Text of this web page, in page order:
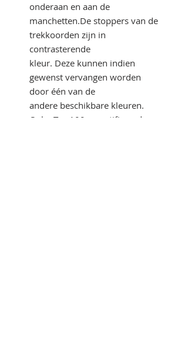
onderaan en aan de
manchetten.De stoppers van de
trekkoorden zijn in
contrasterende
kleur. Deze kunnen indien
gewenst vervangen worden
door één van de
andere beschikbare kleuren.
Oeko-Tex 100 gecertificeerd.